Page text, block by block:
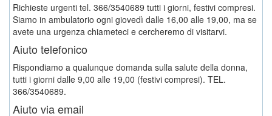
Richieste urgenti tel. 366/3540689 tutti i giorni, festivi compresi.
Siamo in ambulatorio ogni giovedì dalle 16,00 alle 19,00, ma se
avete una urgenza chiameteci e cercheremo di visitarvi.
Aiuto telefonico
Rispondiamo a qualunque domanda sulla salute della donna,
tutti i giorni dalle 9,00 alle 19,00 (festivi compresi). TEL.
366/3540689.
Aiuto via email